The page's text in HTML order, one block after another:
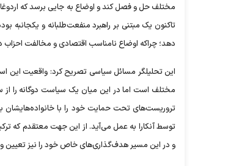
مختلف حل و فصل کند و اوضاع به جایی برسد که
تاکنون یک مبتنی بر راهبرد منفعت‌طلبانه و یکجانبه
دهد؛ چراکه اوضاع نامناسب اقتصادی و مخالفت
این تحلیلگر مسائل سیاسی تصریح کرد: واقعیت این
مختلف است اما در این میان یک سیاست دوگانه را از
تروریست‌های تحت حمایت خود را با خانواده‌هایشان
توسط آنکارا به عمل می‌آید. از این جهت معتقدم که
و در این مسیر هدف‌گذاری‌های خاص خود را نیز تعیین